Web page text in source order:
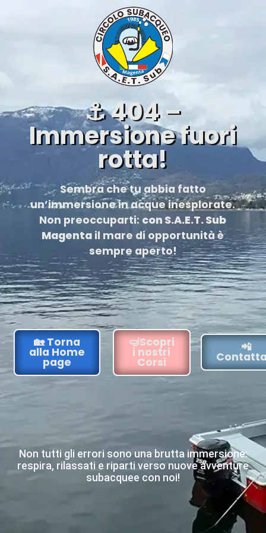
⚓ 404 –
Immersione fuori
rotta!
Sembra che tu abbia fatto
un’immersione in acque inesplorate.
Non preoccuparti: con S.A.E.T. Sub
Magenta il mare di opportunità è
sempre aperto!
🏡 Torna
alla Home
page
🤿Scopri
i nostri
Corsi
📲
Non tutti gli errori sono una brutta immersione:
respira, rilassati e riparti verso nuove avventure
subacquee con noi!